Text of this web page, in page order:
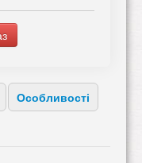
Особливості